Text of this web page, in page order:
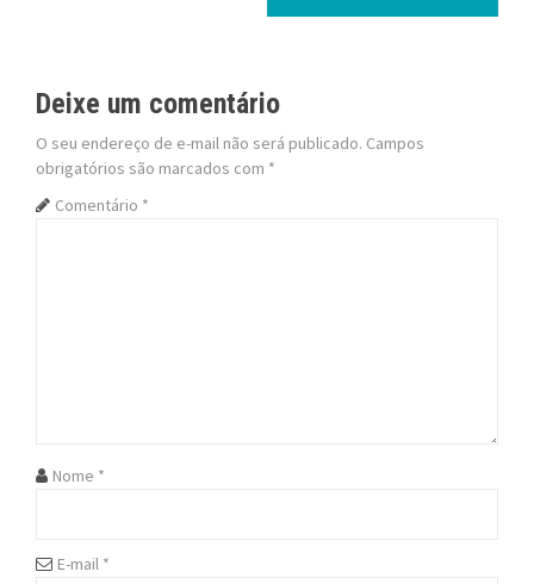
n
a
v
o
Deixe um comentário
O seu endereço de e-mail não será publicado. Campos
obrigatórios são marcados com *
Comentário *
Nome *
E-mail *